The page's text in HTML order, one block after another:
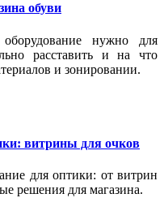
обуви
оборудование нужно для
расставить и на что
и зонировании.
витрины для очков
для оптики: от витрин
решения для магазина.